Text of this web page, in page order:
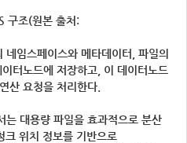
구조(원본 출처:
네임스페이스와 메타데이터, 파일의
터노드에 저장하고, 이 데이터노드
산 요청을 처리한다.
는 대용량 파일을 효과적으로 분산
크 위치 정보를 기반으로